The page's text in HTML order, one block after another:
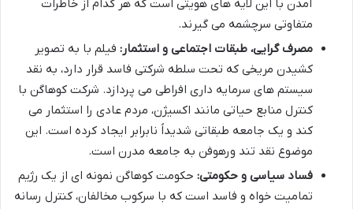
آمدن با این لایه های هویتی است که هر کدام از خاطرات
متفاوتی سرچشمه می گیرند.
مصرف گرایی، طبقات اجتماعی و استثمار: فیلم با به تصویر
کشیدن مریخی که تحت سلطه شرکتی فاسد قرار دارد، به نقد
سیستم های سرمایه داری افراطی می پردازد. شرکت کوهاگن با
کنترل منابع حیاتی مانند اکسیژن، مردم عادی را استثمار می
کند و یک جامعه طبقاتی شدیداً نابرابر ایجاد کرده است. این
موضوع نقد تند ورهوفن به جامعه مدرن است.
فساد سیاسی و حکومتی: حکومت کوهاگن نمونه ای از یک رژیم
تمامیت خواه و فاسد است که با سرکوب مخالفان، کنترل رسانه